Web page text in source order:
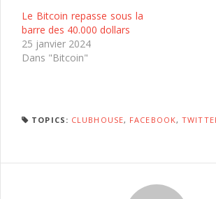
Le Bitcoin repasse sous la
barre des 40.000 dollars
25 janvier 2024
Dans "Bitcoin"
TOPICS: CLUBHOUSE, FACEBOOK,